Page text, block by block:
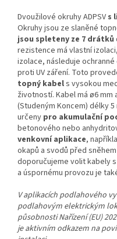
Dvoužilové okruhy ADPSV s
Okruhy jsou ze slaněné
jsou spleteny ze 7 drátků
rezistence má vlastní
izolace, následuje
proti UV záření. Toto
topný kabels vysokou
životností. Kabel má ø6
(Studeným Koncem) délky 5
určeny pro akumulační
betonového nebo
venkovní aplikace,
okapů a svodů před
doporučujeme volit kabely
a úspornému provozu je
V aplikacích podlahového
podlahovým elektrickým
působnosti Nařízení (EU)
je aktivním odkazem na